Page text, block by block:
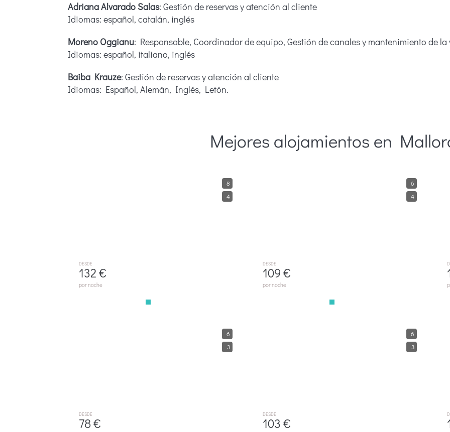
Adriana Alvarado Salas: Gestión de reservas y atención al cliente
Idiomas: español, catalán, inglés
Moreno Oggianu: Responsable, Coordinador de equipo, Gestión de canales y mantenimiento de la
Idiomas: español, italiano, inglés
Baiba Krauze: Gestión de reservas y atención al cliente
Idiomas: Español, Alemán, Inglés, Letón.
Mejores alojamientos en
DESDE
132 €
por noche
8
4
DESDE
109 €
por noche
6
4
DESDE
78 €
6
3
DESDE
103 €
6
3